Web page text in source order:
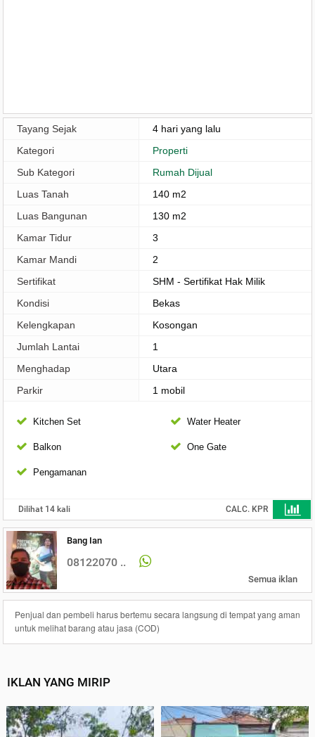
Tayang Sejak
4 hari yang lalu
Kategori
Properti
Sub Kategori
Rumah Dijual
Luas Tanah
140 m2
Luas Bangunan
130 m2
Kamar Tidur
3
Kamar Mandi
2
Sertifikat
SHM - Sertifikat Hak Milik
Kondisi
Bekas
Kelengkapan
Kosongan
Jumlah Lantai
1
Menghadap
Utara
Parkir
1 mobil
Kitchen Set Water Heater
Balkon One Gate
Pengamanan
Dilihat 14 kali CALC. KPR
Bang Ian
08122070 ..
Semua iklan
Penjual dan pembeli harus bertemu secara langsung di tempat yang aman
untuk melihat barang atau jasa (COD)
IKLAN YANG MIRIP